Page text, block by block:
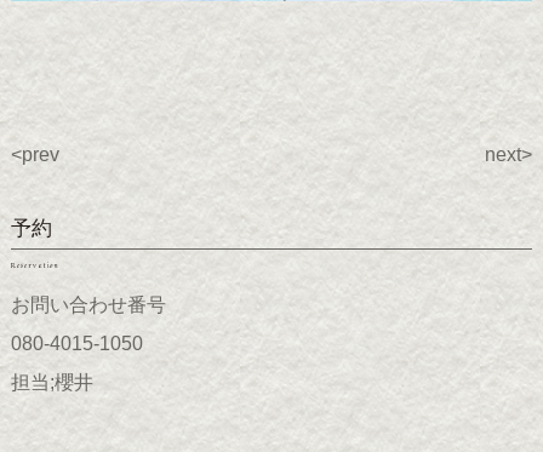
<prev next>
予約
Reservation
お問い合わせ番号
080-4015-1050
担当;櫻井